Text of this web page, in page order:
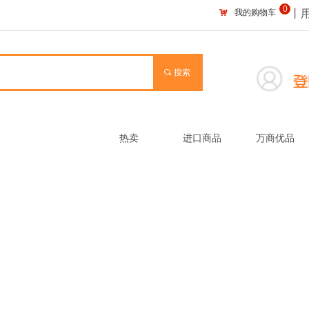
끠 搜索
热卖 进口商品 万商优品
丨
낙 我的购物车
0